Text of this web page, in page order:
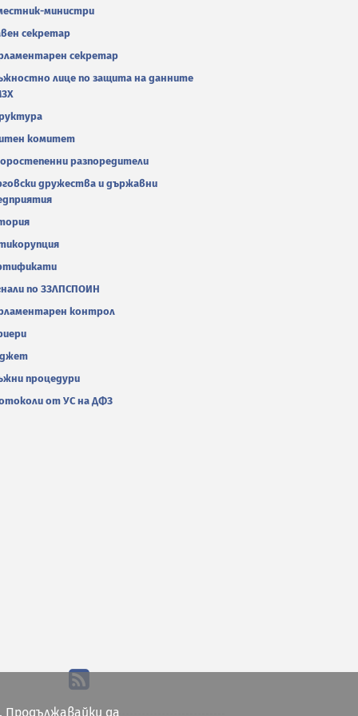
министри
секретар
секретар
лице по защита на данните
комитет
разпоредители
дружества и държавни
по ЗЗЛПСПОИН
контрол
процедури
от УС на ДФЗ
Продължавайки да